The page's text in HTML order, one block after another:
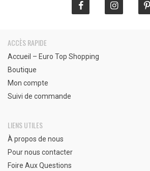
ACCÈS RAPIDE
Accueil – Euro Top Shopping
Boutique
Mon compte
Suivi de commande
LIENS UTILES
À propos de nous
Pour nous contacter
Foire Aux Questions